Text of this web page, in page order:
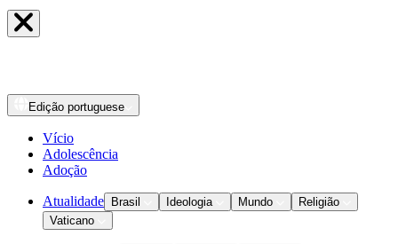
Edição portuguese
Vício
Adolescência
Adoção
Atualidade Brasil Ideologia Mundo
Religião
Vaticano